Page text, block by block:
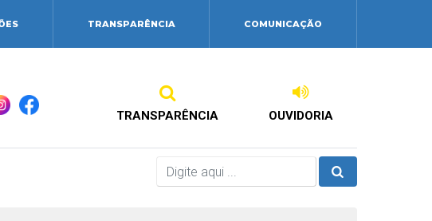
TRANSPARÊNCIA COMUNICAÇÃO
TRANSPARÊNCIA OUVIDORIA